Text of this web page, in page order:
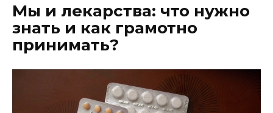
Мы и лекарства: что нужно
знать и как грамотно
принимать?